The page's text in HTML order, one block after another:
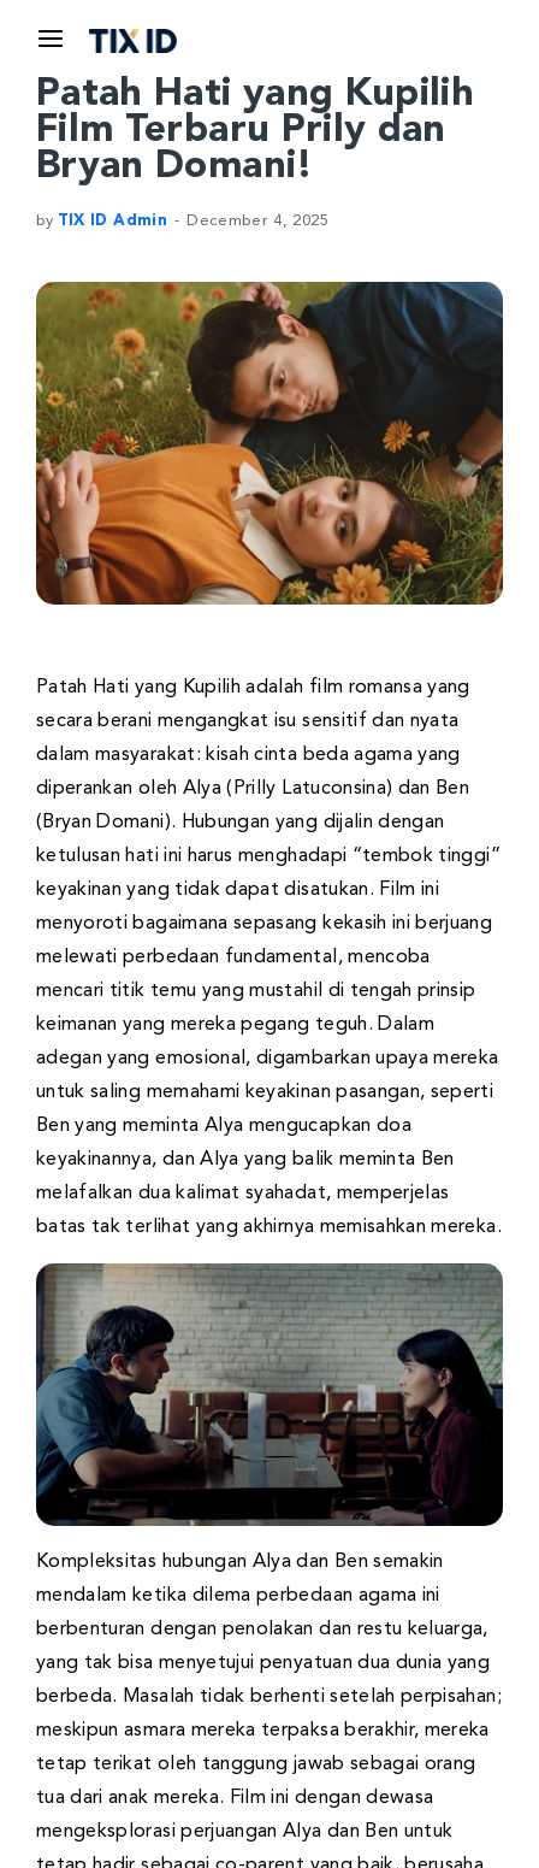
Patah Hati yang Kupilih
Film Terbaru Prily dan
Bryan Domani!
by TIX ID Admin December 4, 2025
Patah Hati yang Kupilih adalah film romansa yang
secara berani mengangkat isu sensitif dan nyata
dalam masyarakat: kisah cinta beda agama yang
diperankan oleh Alya (Prilly Latuconsina) dan Ben
(Bryan Domani). Hubungan yang dijalin dengan
ketulusan hati ini harus menghadapi “tembok tinggi”
keyakinan yang tidak dapat disatukan. Film ini
menyoroti bagaimana sepasang kekasih ini berjuang
melewati perbedaan fundamental, mencoba
mencari titik temu yang mustahil di tengah prinsip
keimanan yang mereka pegang teguh. Dalam
adegan yang emosional, digambarkan upaya mereka
untuk saling memahami keyakinan pasangan, seperti
Ben yang meminta Alya mengucapkan doa
keyakinannya, dan Alya yang balik meminta Ben
melafalkan dua kalimat syahadat, memperjelas
batas tak terlihat yang akhirnya memisahkan mereka.
Kompleksitas hubungan Alya dan Ben semakin
mendalam ketika dilema perbedaan agama ini
berbenturan dengan penolakan dan restu keluarga,
yang tak bisa menyetujui penyatuan dua dunia yang
berbeda. Masalah tidak berhenti setelah perpisahan;
meskipun asmara mereka terpaksa berakhir, mereka
tetap terikat oleh tanggung jawab sebagai orang
tua dari anak mereka. Film ini dengan dewasa
mengeksplorasi perjuangan Alya dan Ben untuk